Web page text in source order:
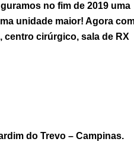
no fim de 2019 uma
unidade maior! Agora
cirúrgico, sala de RX
do Trevo – Campinas.